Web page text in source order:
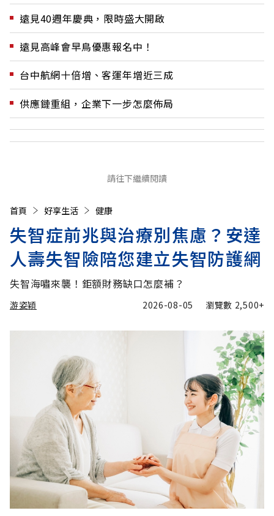
遠見40週年慶典，限時盛大開啟
遠見高峰會早鳥優惠報名中！
台中航網十倍增、客運年增近三成
供應鏈重組，企業下一步怎麼佈局
請往下繼續閱讀
首頁 好享生活 健康
失智症前兆與治療別焦慮？安達
人壽失智險陪您建立失智防護網
失智海嘯來襲！鉅額財務缺口怎麼補？
游姿穎 2026-08-05 瀏覽數 2,500+